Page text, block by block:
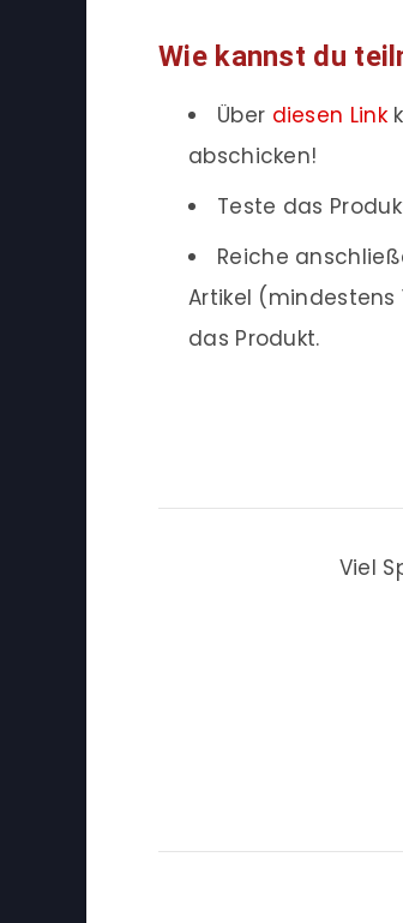
Wie kannst du
Über diesen Link
abschicken!
Teste das
Reiche
Artikel
das Produkt.
Viel